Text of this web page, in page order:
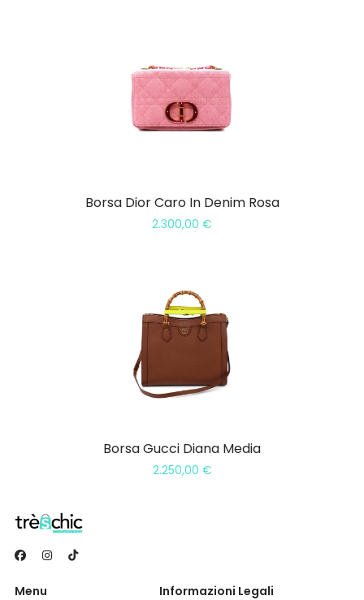
Borsa Dior Caro In Denim Rosa
2.300,00 €
Borsa Gucci Diana Media
2.250,00 €
Menu Informazioni Legali